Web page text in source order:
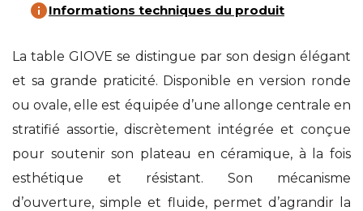
infoInformations techniques du produit
La table GIOVE se distingue par son design élégant
et sa grande praticité. Disponible en version ronde
ou ovale, elle est équipée d’une allonge centrale en
stratifié assortie, discrètement intégrée et conçue
pour soutenir son plateau en céramique, à la fois
esthétique et résistant. Son mécanisme
d’ouverture, simple et fluide, permet d’agrandir la